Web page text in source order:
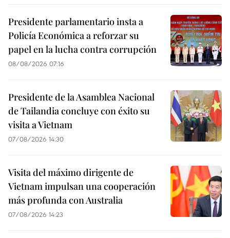
Presidente parlamentario insta a
Policía Económica a reforzar su
papel en la lucha contra corrupción
08/08/2026 07:16
Presidente de la Asamblea Nacional
de Tailandia concluye con éxito su
visita a Vietnam
07/08/2026 14:30
Visita del máximo dirigente de
Vietnam impulsan una cooperación
más profunda con Australia
07/08/2026 14:23